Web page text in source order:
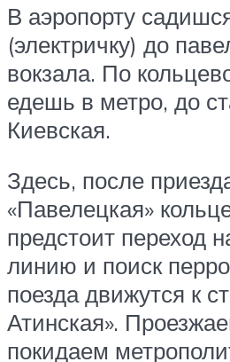
В аэропорту
(электричку) до
вокзала. По
едешь в метро, до
Киевская.
Здесь, после
«Павелецкая»
предстоит переход
линию и поиск
поезда движутся к
Атинская».
покидаем